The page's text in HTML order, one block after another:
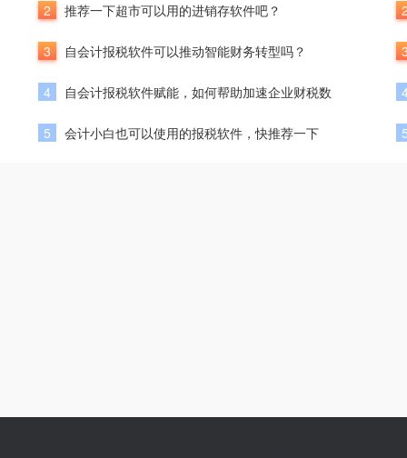
2 推荐一下超市可以用的进销存软件吧？
3 自会计报税软件可以推动智能财务转型吗？
4 自会计报税软件赋能，如何帮助加速企业财税数
5 会计小白也可以使用的报税软件，快推荐一下